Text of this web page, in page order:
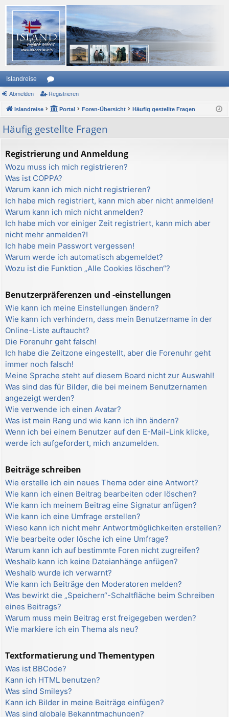
Islandreise
or
en
Abmelden Registrieren
Islandreise Portal Foren-Übersicht Häufig gestellte Fragen
Häufig gestellte Fragen
Registrierung und Anmeldung
Wozu muss ich mich registrieren?
Was ist COPPA?
Warum kann ich mich nicht registrieren?
Ich habe mich registriert, kann mich aber nicht anmelden!
Warum kann ich mich nicht anmelden?
Ich habe mich vor einiger Zeit registriert, kann mich aber
nicht mehr anmelden?!
Ich habe mein Passwort vergessen!
Warum werde ich automatisch abgemeldet?
Wozu ist die Funktion „Alle Cookies löschen“?
Benutzerpräferenzen und -einstellungen
Wie kann ich meine Einstellungen ändern?
Wie kann ich verhindern, dass mein Benutzername in der
Online-Liste auftaucht?
Die Forenuhr geht falsch!
Ich habe die Zeitzone eingestellt, aber die Forenuhr geht
immer noch falsch!
Meine Sprache steht auf diesem Board nicht zur Auswahl!
Was sind das für Bilder, die bei meinem Benutzernamen
angezeigt werden?
Wie verwende ich einen Avatar?
Was ist mein Rang und wie kann ich ihn ändern?
Wenn ich bei einem Benutzer auf den E-Mail-Link klicke,
werde ich aufgefordert, mich anzumelden.
Beiträge schreiben
Wie erstelle ich ein neues Thema oder eine Antwort?
Wie kann ich einen Beitrag bearbeiten oder löschen?
Wie kann ich meinem Beitrag eine Signatur anfügen?
Wie kann ich eine Umfrage erstellen?
Wieso kann ich nicht mehr Antwortmöglichkeiten erstellen?
Wie bearbeite oder lösche ich eine Umfrage?
Warum kann ich auf bestimmte Foren nicht zugreifen?
Weshalb kann ich keine Dateianhänge anfügen?
Weshalb wurde ich verwarnt?
Wie kann ich Beiträge den Moderatoren melden?
Was bewirkt die „Speichern“-Schaltfläche beim Schreiben
eines Beitrags?
Warum muss mein Beitrag erst freigegeben werden?
Wie markiere ich ein Thema als neu?
Textformatierung und Thementypen
Was ist BBCode?
Kann ich HTML benutzen?
Was sind Smileys?
Kann ich Bilder in meine Beiträge einfügen?
Was sind globale Bekanntmachungen?